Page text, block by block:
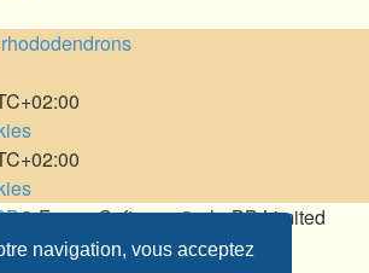
navigation, vous acceptez
® Forum Software © phpBB Limited